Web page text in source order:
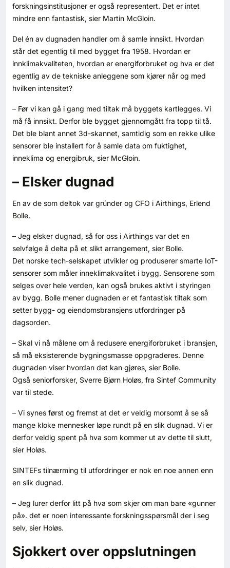
SE BLADARKIV
forskningsinstitusjoner er også representert. Det er intet
mindre enn fantastisk, sier Martin McGloin.
Del én av dugnaden handler om å samle innsikt. Hvordan
står det egentlig til med bygget fra 1958. Hvordan er
innklimakvaliteten, hvordan er energiforbruket og hva er det
egentlig av de tekniske anleggene som kjører når og med
hvilken intensitet?
– Før vi kan gå i gang med tiltak må byggets kartlegges. Vi
må få innsikt. Derfor ble bygget gjennomgått fra topp til tå.
Det ble blant annet 3d-skannet, samtidig som en rekke ulike
sensorer ble installert for å samle data om fuktighet,
inneklima og energibruk, sier McGloin.
– Elsker dugnad
En av de som deltok var gründer og CFO i Airthings, Erlend
Bolle.
– Jeg elsker dugnad, så for oss i Airthings var det en
selvfølge å delta på et slikt arrangement, sier Bolle.
Det norske tech-selskapet utvikler og produserer smarte IoT-
sensorer som måler inneklimakvalitet i bygg. Sensorene som
selges over hele verden, kan også brukes aktivt i styringen
av bygg. Bolle mener dugnaden er et fantastisk tiltak som
setter bygg- og eiendomsbransjens utfordringer på
dagsorden.
– Skal vi nå målene om å redusere energiforbruket i bransjen,
så må eksisterende bygningsmasse oppgraderes. Denne
dugnaden viser hvordan det kan gjøres, sier Bolle.
Også seniorforsker, Sverre Bjørn Holøs, fra Sintef Community
var til stede.
– Vi synes først og fremst at det er veldig morsomt å se så
mange kloke mennesker løpe rundt på en slik dugnad. Vi er
derfor veldig spent på hva som kommer ut av dette til slutt,
sier Holøs.
SINTEFs tilnærming til utfordringer er nok en noe annen enn
en slik dugnad.
– Jeg lurer derfor litt på hva som skjer om man bare «gunner
på». det er noen interessante forskningsspørsmål der i seg
selv, sier Holøs.
Sjokkert over oppslutningen